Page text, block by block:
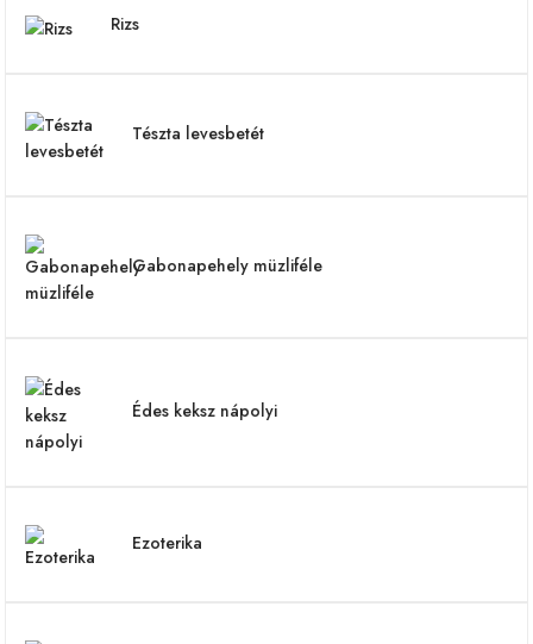
Rizs
Tészta levesbetét
Gabonapehely müzliféle
Édes keksz nápolyi
Ezoterika